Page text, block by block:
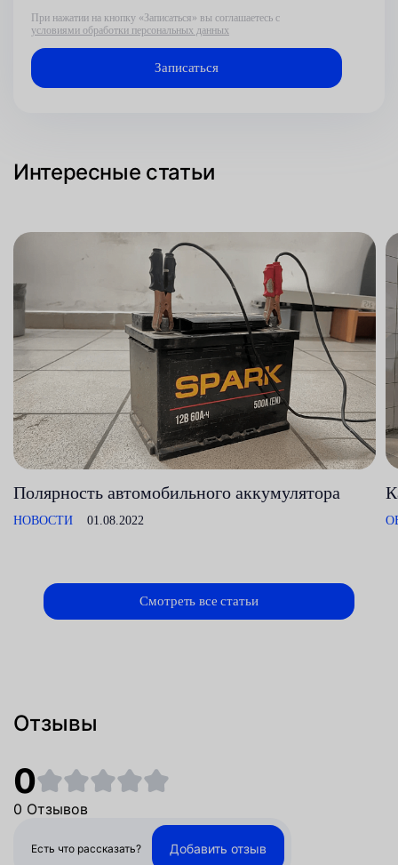
При нажатии на кнопку «Записаться» вы соглашаетесь с
условиями обработки персональных данных
Интересные статьи
Полярность автомобильного аккумулятора
НОВОСТИ 01.08.2022
Смотреть все статьи
Отзывы
0
0 Отзывов
Есть что рассказать? Добавить отзыв